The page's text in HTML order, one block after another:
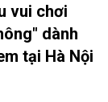
vui chơi
dành
tại Hà Nội